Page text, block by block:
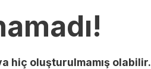
hiç oluşturulmamış olabilir.